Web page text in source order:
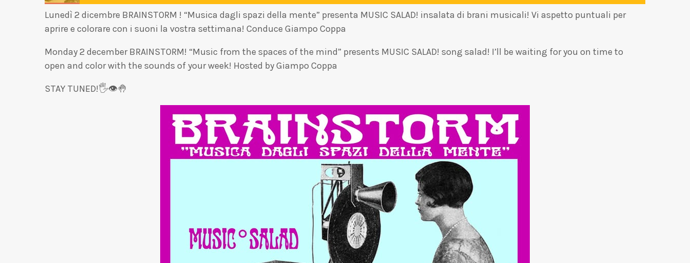
Lunedì 2 dicembre BRAINSTORM ! “Musica dagli spazi della mente” presenta MUSIC SALAD! insalata di brani musicali! Vi aspetto puntuali per
aprire e colorare con i suoni la vostra settimana! Conduce Giampo Coppa
Monday 2 december BRAINSTORM! “Music from the spaces of the mind” presents MUSIC SALAD! song salad! I’ll be waiting for you on time to
open and color with the sounds of your week! Hosted by Giampo Coppa
STAY TUNED!🖐👁🤚